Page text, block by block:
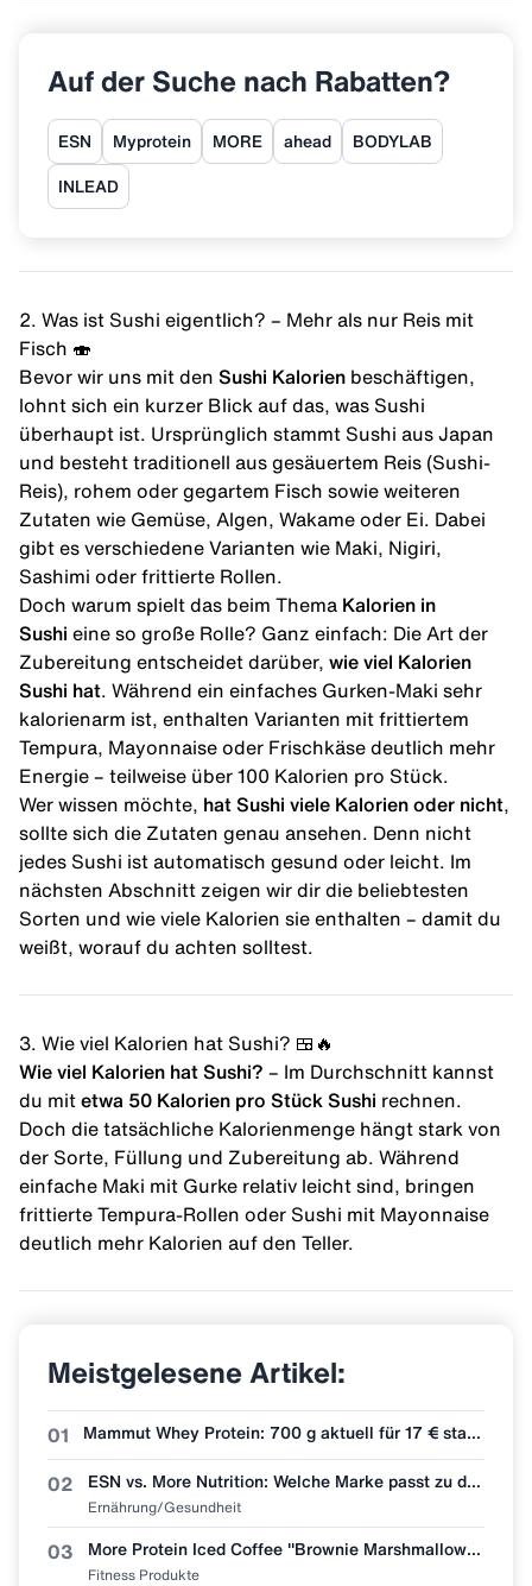
Auf der Suche nach Rabatten?
ESN Myprotein MORE ahead BODYLAB
INLEAD
2. Was ist Sushi eigentlich? – Mehr als nur Reis mit
Fisch 🍣
Bevor wir uns mit den Sushi Kalorien beschäftigen,
lohnt sich ein kurzer Blick auf das, was Sushi
überhaupt ist. Ursprünglich stammt Sushi aus Japan
und besteht traditionell aus gesäuertem Reis (Sushi-
Reis), rohem oder gegartem Fisch sowie weiteren
Zutaten wie Gemüse, Algen, Wakame oder Ei. Dabei
gibt es verschiedene Varianten wie Maki, Nigiri,
Sashimi oder frittierte Rollen.
Doch warum spielt das beim Thema Kalorien in
Sushi eine so große Rolle? Ganz einfach: Die Art der
Zubereitung entscheidet darüber, wie viel Kalorien
Sushi hat . Während ein einfaches Gurken-Maki sehr
kalorienarm ist, enthalten Varianten mit frittiertem
Tempura, Mayonnaise oder Frischkäse deutlich mehr
Energie – teilweise über 100 Kalorien pro Stück.
Wer wissen möchte, hat Sushi viele Kalorien oder nicht
sollte sich die Zutaten genau ansehen. Denn nicht
jedes Sushi ist automatisch gesund oder leicht. Im
nächsten Abschnitt zeigen wir dir die beliebtesten
Sorten und wie viele Kalorien sie enthalten – damit du
weißt, worauf du achten solltest.
3. Wie viel Kalorien hat Sushi? 🍱🔥
Wie viel Kalorien hat Sushi? – Im Durchschnitt kannst
du mit etwa 50 Kalorien pro Stück Sushi rechnen.
Doch die tatsächliche Kalorienmenge hängt stark von
der Sorte, Füllung und Zubereitung ab. Während
einfache Maki mit Gurke relativ leicht sind, bringen
frittierte Tempura-Rollen oder Sushi mit Mayonnaise
deutlich mehr Kalorien auf den Teller.
Meistgelesene Artikel:
01 Mammut Whey Protein: 700 g aktuell für 17 € statt 30 €
02 ESN vs. More Nutrition: Welche Marke passt zu dir?
Ernährung/Gesundheit
03 More Protein Iced Coffee "Brownie Marshmallow" im ehrlichen Test! 🧋🍫
Fitness Produkte